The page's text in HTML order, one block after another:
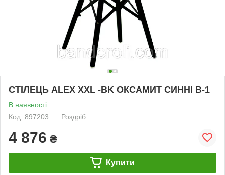
СТІЛЕЦЬ ALEX XXL -BK ОКСАМИТ СИННІ B-1
В наявності
Код: 897203
Роздріб
4 876 ₴
Купити